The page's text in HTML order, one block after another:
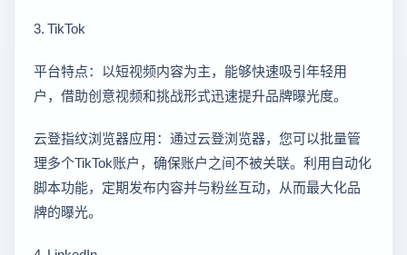
3. TikTok
平台特点：以短视频内容为主，能够快速吸引年轻用
户，借助创意视频和挑战形式迅速提升品牌曝光度。
云登指纹浏览器应用：通过云登浏览器，您可以批量管
理多个TikTok账户，确保账户之间不被关联。利用自动化
脚本功能，定期发布内容并与粉丝互动，从而最大化品
牌的曝光。